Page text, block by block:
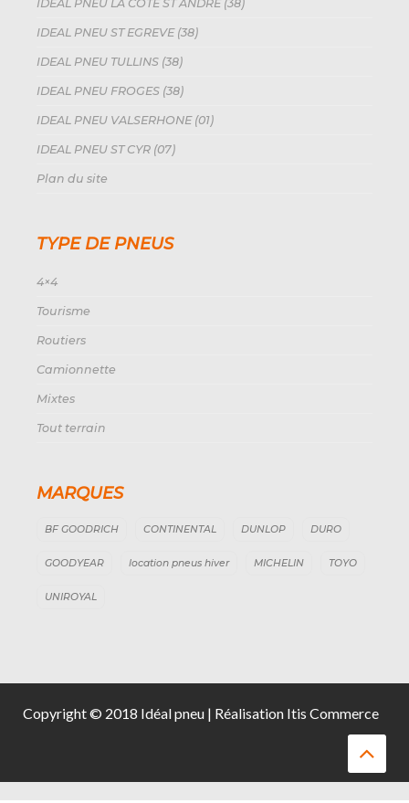
IDEAL PNEU LA COTE ST ANDRE (38)
IDEAL PNEU ST EGREVE (38)
IDEAL PNEU TULLINS (38)
IDEAL PNEU FROGES (38)
IDEAL PNEU VALSERHONE (01)
IDEAL PNEU ST CYR (07)
Plan du site
TYPE DE PNEUS
4×4
Tourisme
Routiers
Camionnette
Mixtes
Tout terrain
MARQUES
BF GOODRICH CONTINENTAL DUNLOP DURO
GOODYEAR location pneus hiver MICHELIN TOYO
UNIROYAL
Copyright © 2018 Idéal pneu | Réalisation Itis Commerce